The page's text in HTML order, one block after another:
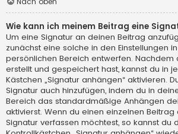
Wie kann ich meinem Beitrag eine
Um eine Signatur an deinen Beitrag
zunächst eine solche in den Einstellungen
persönlichen Bereich entwerfen. Nachdem
erstellt und gespeichert hast, kannst du in
Kästchen „Signatur anhängen“ aktivieren.
Signatur auch hinzufügen, indem du in
Bereich das standardmäßige Anhängen
aktivierst. Wenn du einen einzelnen
Signatur verfassen möchtest, so kannst du